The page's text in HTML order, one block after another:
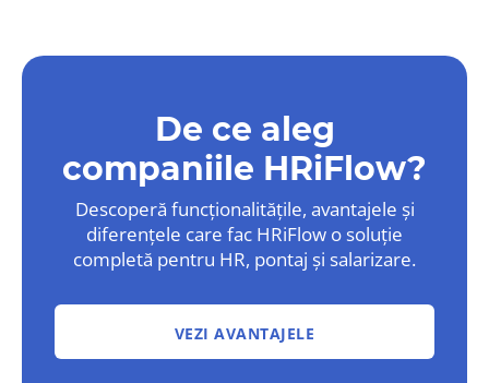
De ce aleg
companiile HRiFlow?
Descoperă funcționalitățile, avantajele și
diferențele care fac HRiFlow o soluție
completă pentru HR, pontaj și salarizare.
VEZI AVANTAJELE